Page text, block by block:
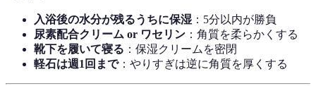
入浴後の水分が残るうちに保湿 ：5分以内が勝負
尿素配合クリーム or ワセリン ：角質を柔らかくする
靴下を履いて寝る ：保湿クリームを密閉
軽石は週1回まで：やりすぎは逆に角質を厚くする